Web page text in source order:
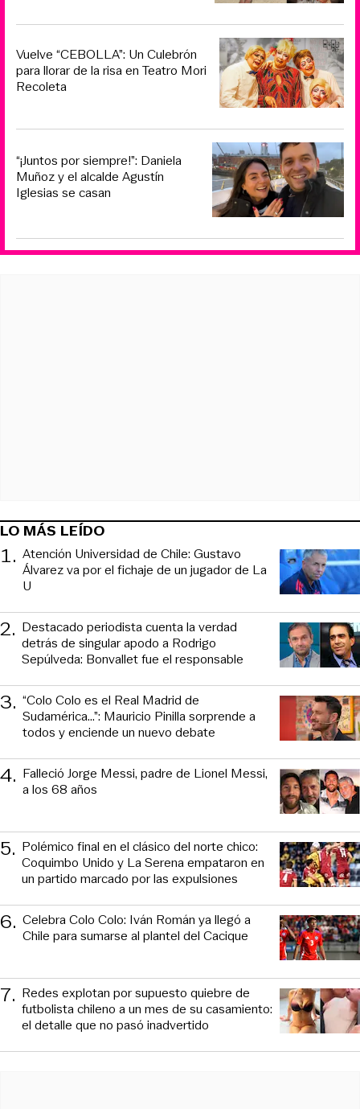
Vuelve “CEBOLLA”: Un Culebrón
para llorar de la risa en Teatro Mori
Recoleta
“¡Juntos por siempre!”: Daniela
Muñoz y el alcalde Agustín
Iglesias se casan
LO MÁS LEÍDO
1. Atención Universidad de Chile: Gustavo
Álvarez va por el fichaje de un jugador de La
U
2. Destacado periodista cuenta la verdad
detrás de singular apodo a Rodrigo
Sepúlveda: Bonvallet fue el responsable
3. “Colo Colo es el Real Madrid de
Sudamérica…”: Mauricio Pinilla sorprende a
todos y enciende un nuevo debate
4. Falleció Jorge Messi, padre de Lionel Messi,
a los 68 años
5. Polémico final en el clásico del norte chico:
Coquimbo Unido y La Serena empataron en
un partido marcado por las expulsiones
6. Celebra Colo Colo: Iván Román ya llegó a
Chile para sumarse al plantel del Cacique
7. Redes explotan por supuesto quiebre de
futbolista chileno a un mes de su casamiento:
el detalle que no pasó inadvertido